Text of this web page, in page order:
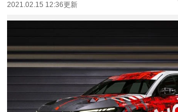
2021.02.15 12:36更新